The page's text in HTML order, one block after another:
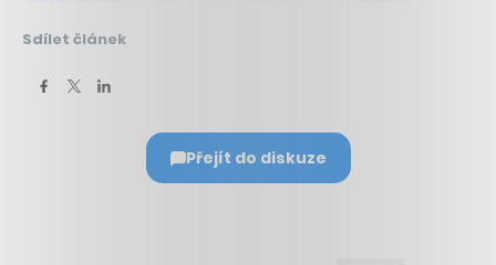
Sdílet článek
Přejít do diskuze